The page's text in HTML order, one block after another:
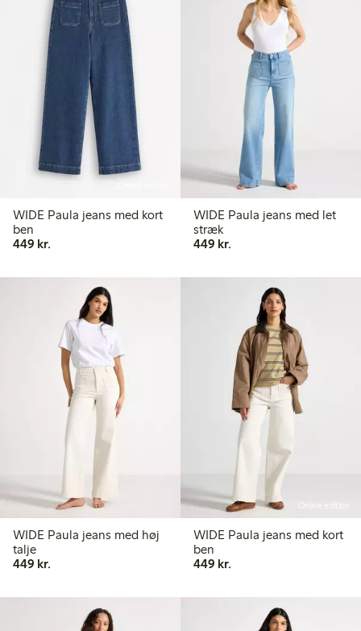
WIDE Paula jeans med kort
ben
449 kr.
WIDE Paula jeans med let
stræk
449 kr.449,00 kr.
WIDE Paula jeans med høj
talje
449 kr.
Online edition
WIDE Paula jeans med kort
ben
449 kr.